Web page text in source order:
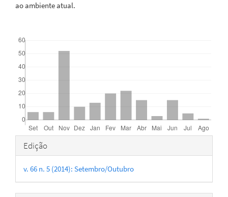
ao ambiente atual.
Detalhes
do
artigo
Edição
v. 66 n. 5 (2014): Setembro/Outubro